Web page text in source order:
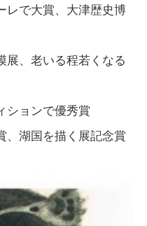
レで大賞、大津歴史博
展、老いる程若くなる
ションで優秀賞
、湖国を描く展記念賞